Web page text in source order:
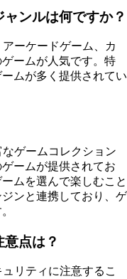
ンルは何ですか？
ーケードゲーム、カ
ームが人気です。特
ムが多く提供されてい
ゲームコレクション
ームが提供されてお
ムを選んで楽しむこと
ンと連携しており、ゲ
点は？
リティに注意するこ